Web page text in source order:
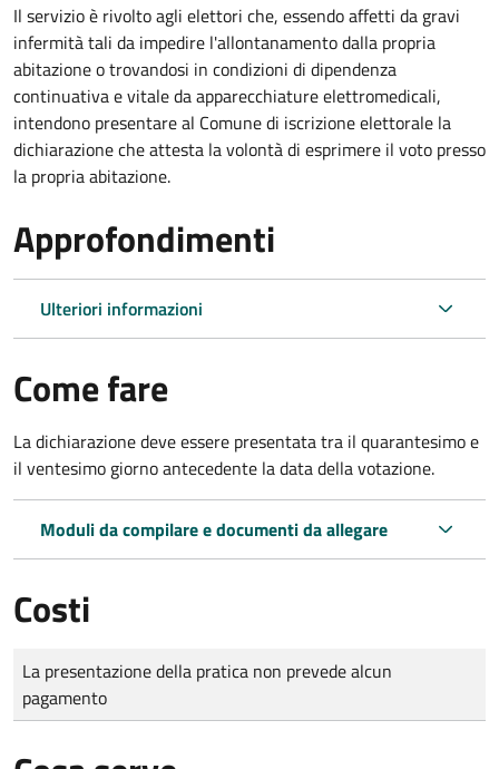
Il servizio è rivolto agli elettori che, essendo affetti da gravi
infermità tali da impedire l'allontanamento dalla propria
abitazione o trovandosi in condizioni di dipendenza
continuativa e vitale da apparecchiature elettromedicali,
intendono presentare al Comune di iscrizione elettorale la
dichiarazione che attesta la volontà di esprimere il voto presso
la propria abitazione.
Approfondimenti
Ulteriori informazioni
Come fare
La dichiarazione deve essere presentata tra il quarantesimo e
il ventesimo giorno antecedente la data della votazione.
Moduli da compilare e documenti da allegare
Costi
Tipo di pagamento
Importo
La presentazione della pratica non prevede alcun
pagamento